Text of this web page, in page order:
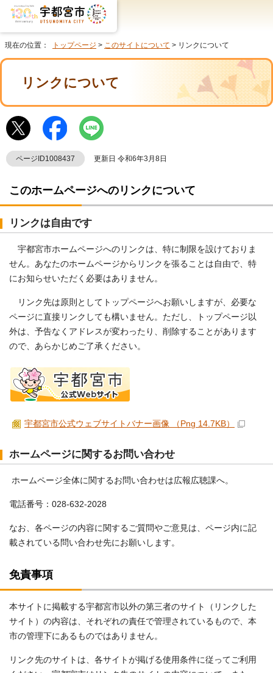
現在の位置： トップページ > このサイトについて > リンクについて
リンクについて
ページID1008437 更新日 令和6年3月8日
このホームページへのリンクについて
リンクは自由です
宇都宮市ホームページへのリンクは、特に制限を設けておりま
せん。あなたのホームページからリンクを張ることは自由で、特
にお知らせいただく必要はありません。
リンク先は原則としてトップページへお願いしますが、必要な
ページに直接リンクしても構いません。ただし、トップページ以
外は、予告なくアドレスが変わったり、削除することがあります
ので、あらかじめご了承ください。
宇都宮市公式ウェブサイトバナー画像 （Png 14.7KB）
ホームページに関するお問い合わせ
ホームページ全体に関するお問い合わせは広報広聴課へ。
電話番号：028-632-2028
なお、各ページの内容に関するご質問やご意見は、ページ内に記
載されている問い合わせ先にお願いします。
免責事項
本サイトに掲載する宇都宮市以外の第三者のサイト（リンクした
サイト）の内容は、それぞれの責任で管理されているもので、本
市の管理下にあるものではありません。
リンク先のサイトは、各サイトが掲げる使用条件に従ってご利用